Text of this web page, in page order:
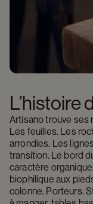
L’histoire
Artisano trouve ses
Les feuilles. Les
arrondies. Les
transition. Le bord
caractère
biophilique aux
colonne. Porteurs.